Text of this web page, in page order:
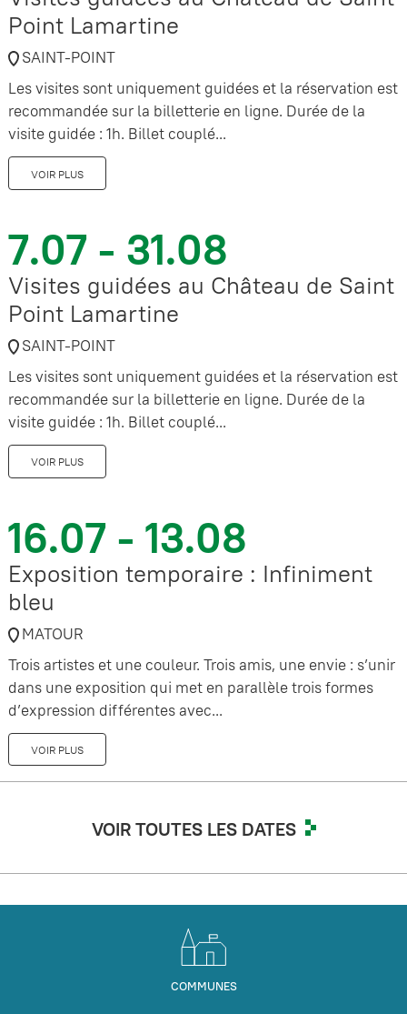
Point Lamartine
SAINT-POINT
Les visites sont uniquement guidées et la réservation est
recommandée sur la billetterie en ligne. Durée de la
visite guidée : 1h. Billet couplé...
VOIR PLUS
7.07 - 31.08
Visites guidées au Château de Saint
Point Lamartine
SAINT-POINT
Les visites sont uniquement guidées et la réservation est
recommandée sur la billetterie en ligne. Durée de la
visite guidée : 1h. Billet couplé...
VOIR PLUS
16.07 - 13.08
Exposition temporaire : Infiniment
bleu
MATOUR
Trois artistes et une couleur. Trois amis, une envie : s’unir
dans une exposition qui met en parallèle trois formes
d’expression différentes avec...
VOIR PLUS
VOIR TOUTES LES DATES
COMMUNES